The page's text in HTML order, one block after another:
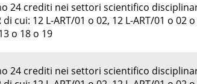
24 crediti nei settori scientifico
di cui: 12 L-ART/01 o 02, 12 L-ART/01 o 02
o 18 o 19
24 crediti nei settori scientifico